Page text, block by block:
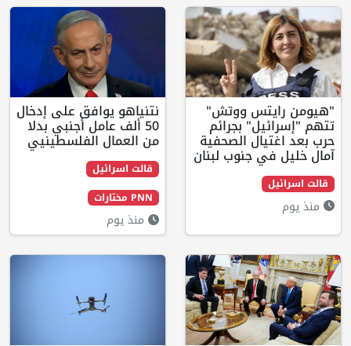
ووتش"
بجرائم
الصحفية
لبنان
نتنياهو يوافق على إدخال
50 ألف عامل أجنبي بدلا
من العمال الفلسطينيي
قالت اسرائيل